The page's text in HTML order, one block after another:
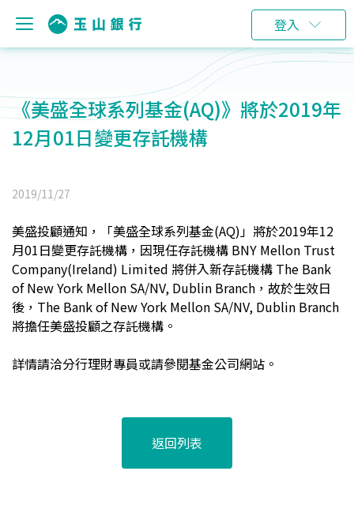
登入
《美盛全球系列基金(AQ)》將於2019年
12月01日變更存託機構
2019/11/27
美盛投顧通知，「美盛全球系列基金(AQ)」將於2019年12
月01日變更存託機構，因現任存託機構 BNY Mellon Trust
Company(Ireland) Limited 將併入新存託機構 The Bank
of New York Mellon SA/NV, Dublin Branch，故於生效日
後，The Bank of New York Mellon SA/NV, Dublin Branch
將擔任美盛投顧之存託機構。
詳情請洽分行理財專員或請參閱基金公司網站。
返回列表